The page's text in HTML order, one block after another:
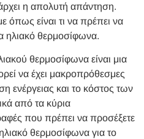
η απολυτή απάντηση.
είναι τι να πρέπει να
ηλιακό θερμοσίφωνα.
θερμοσίφωνα είναι μια
να έχει μακροπρόθεσμες
ενέργειας και το κόστος των
από τα κύρια
που πρέπει να προσέξετε
θερμοσίφωνα για το